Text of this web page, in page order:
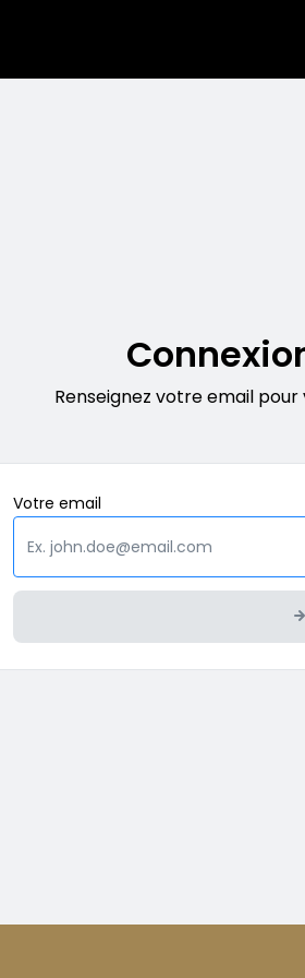
Renseignez votre email
Votre email